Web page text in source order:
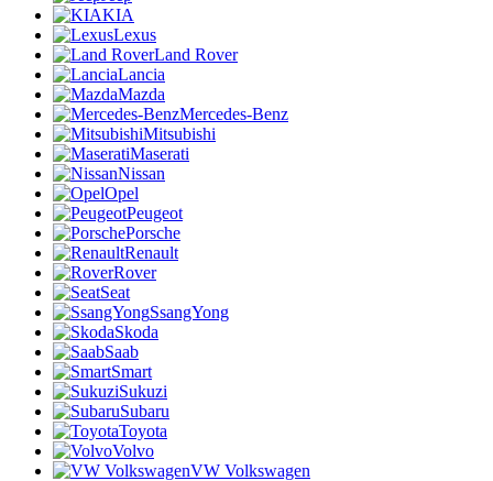
KIA
Lexus
Land Rover
Lancia
Mazda
Mercedes-Benz
Mitsubishi
Maserati
Nissan
Opel
Peugeot
Porsche
Renault
Rover
Seat
SsangYong
Skoda
Saab
Smart
Sukuzi
Subaru
Toyota
Volvo
VW Volkswagen